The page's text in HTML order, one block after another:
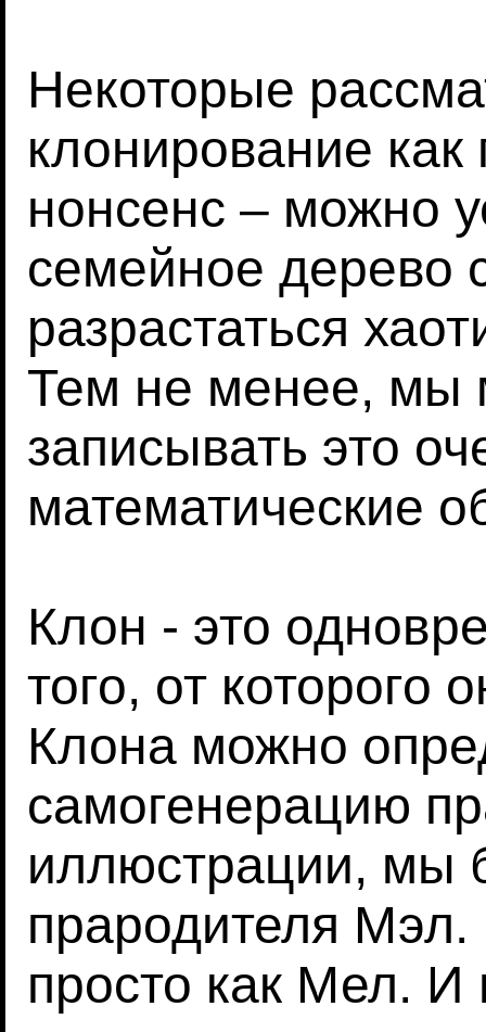
Некоторые
клонирование как
нонсенс – можно
семейное дерево
разрастаться
Тем не менее, мы
записывать это
математические
Клон - это
того, от которого
Клона можно
самогенерацию
иллюстрации, мы
прародителя
просто как Мел. И